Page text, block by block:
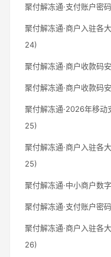
聚付解冻通·支付账户密
聚付解冻通·商户入驻各
24)
聚付解冻通·商户收款码
聚付解冻通·商户收款码
聚付解冻通·2026年移
25)
聚付解冻通·商户入驻各
25)
聚付解冻通·中小商户数
聚付解冻通·支付账户密
聚付解冻通·商户入驻各
26)